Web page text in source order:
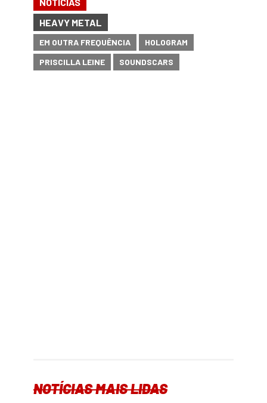
HEAVY METAL
EM OUTRA FREQUÊNCIA
HOLOGRAM
PRISCILLA LEINE
SOUNDSCARS
NOTÍCIAS MAIS LIDAS